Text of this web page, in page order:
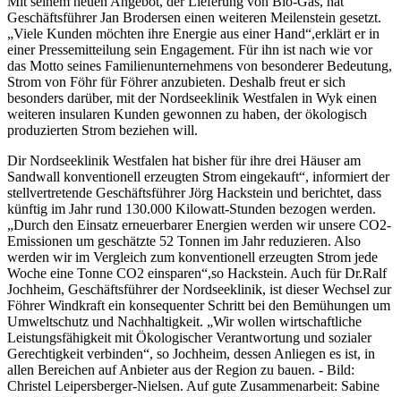
Geschäftsführer Jan Brodersen einen weiteren Meilenstein gesetzt.
„Viele Kunden möchten ihre Energie aus einer Hand“,erklärt er in
einer Pressemitteilung sein Engagement. Für ihn ist nach wie vor
das Motto seines Familienunternehmens von besonderer Bedeutung,
Strom von Föhr für Föhrer anzubieten. Deshalb freut er sich
besonders darüber, mit der Nordseeklinik Westfalen in Wyk einen
weiteren insularen Kunden gewonnen zu haben, der ökologisch
produzierten Strom beziehen will.
Dir Nordseeklinik Westfalen hat bisher für ihre drei Häuser am
Sandwall konventionell erzeugten Strom eingekauft“, informiert der
stellvertretende Geschäftsführer Jörg Hackstein und berichtet, dass
künftig im Jahr rund 130.000 Kilowatt-Stunden bezogen werden.
„Durch den Einsatz erneuerbarer Energien werden wir unsere CO2-
Emissionen um geschätzte 52 Tonnen im Jahr reduzieren. Also
werden wir im Vergleich zum konventionell erzeugten Strom jede
Woche eine Tonne CO2 einsparen“,so Hackstein. Auch für Dr.Ralf
Jochheim, Geschäftsführer der Nordseeklinik, ist dieser Wechsel zur
Föhrer Windkraft ein konsequenter Schritt bei den Bemühungen um
Umweltschutz und Nachhaltigkeit. „Wir wollen wirtschaftliche
Leistungsfähigkeit mit Ökologischer Verantwortung und sozialer
Gerechtigkeit verbinden“, so Jochheim, dessen Anliegen es ist, in
allen Bereichen auf Anbieter aus der Region zu bauen. - Bild:
Christel Leipersberger-Nielsen. Auf gute Zusammenarbeit: Sabine